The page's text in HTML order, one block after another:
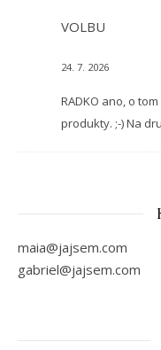
VOLBU
24. 7. 2026
RADKO ano, o
produkty. ;-) Na
maia@jajsem.com
gabriel@jajsem.com